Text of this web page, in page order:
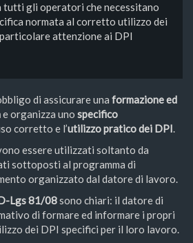
tutti gli operatori che necessitano
normata al corretto utilizzo dei
attenzione ai DPI
di assicurare una formazione ed
e organizza uno specifico
corretto e l’utilizzo pratico dei DPI.
essere utilizzati soltanto da
sottoposti al programma di
organizzato dal datore di lavoro.
Lgs 81/08sono chiari: il datore di
di formare ed informare i propri
dei DPI specifici per il loro lavoro.